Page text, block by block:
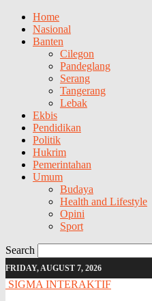
Home
Nasional
Banten
Cilegon
Pandeglang
Serang
Tangerang
Lebak
Ekbis
Pendidikan
Politik
Hukrim
Pemerintahan
Umum
Budaya
Health and Lifestyle
Opini
Sport
Search
FRIDAY, AUGUST 7, 2026
SIGMA INTERAKTIF